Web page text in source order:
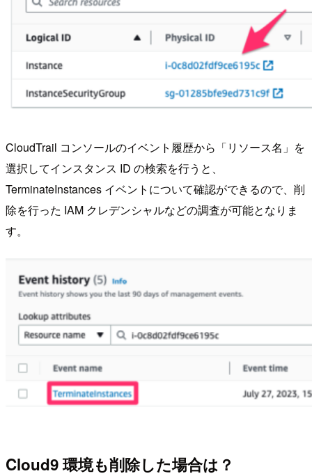
CloudTrail コンソールのイベント履歴から「リソース名」を
選択してインスタンス ID の検索を行うと、
TerminateInstances イベントについて確認ができるので、削
除を行った IAM クレデンシャルなどの調査が可能となりま
す。
Cloud9 環境も削除した場合は？